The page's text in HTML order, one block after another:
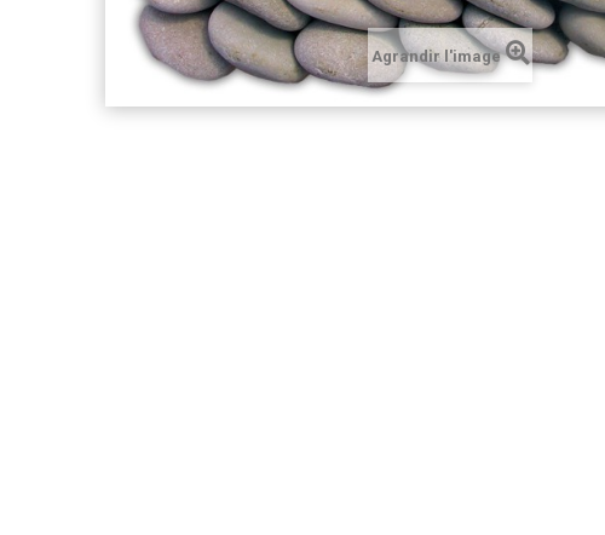
Agrandir l'image